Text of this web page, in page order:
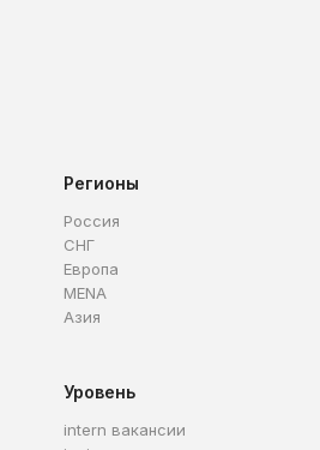
Регионы
Россия
СНГ
Европа
MENA
Азия
Уровень
intern вакансии